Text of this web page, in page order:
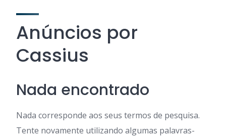
Anúncios por
Cassius
Nada encontrado
Nada corresponde aos seus termos de pesquisa.
Tente novamente utilizando algumas palavras-